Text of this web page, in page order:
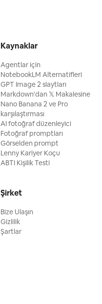
Kaynaklar
Agentlar için
NotebookLM Alternatifleri
GPT Image 2 slaytları
Markdown'dan 𝕏 Makalesine
Nano Banana 2 ve Pro
karşılaştırması
AI fotoğraf düzenleyici
Fotoğraf promptları
Görselden prompt
Lenny Kariyer Koçu
ABTI Kişilik Testi
Şirket
Bize Ulaşın
Gizlilik
Şartlar